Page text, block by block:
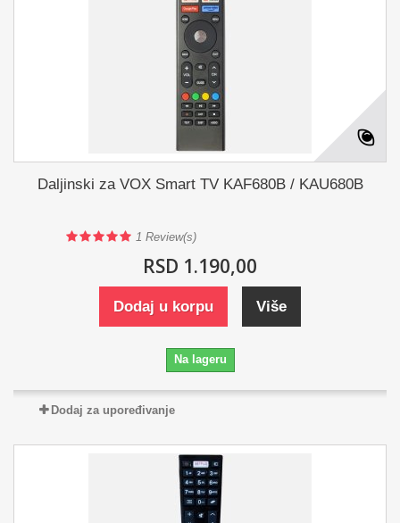
Daljinski za VOX Smart TV KAF680B / KAU680B
1 Review(s)
RSD 1.190,00
Dodaj u korpu Više
Na lageru
Dodaj za upoređivanje